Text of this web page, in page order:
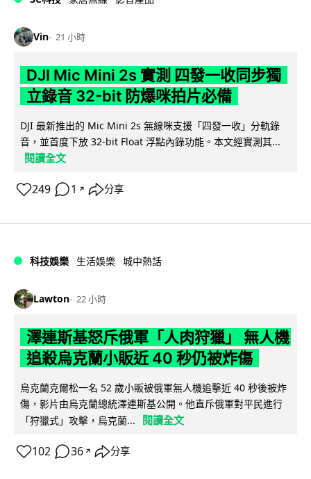
Vin 21 小時
DJI Mic Mini 2s 實測 四發一收同步獨
立錄音 32-bit 防爆咪拍片必備
DJI 最新推出的 Mic Mini 2s 無線咪支援「四發一收」分軌錄
音，並首度下放 32-bit Float 浮點內錄功能。本文經實測其...
閱讀全文
249 1 ↗ 分享
科技娛樂 生活娛樂 城中熱話
Lawton 22 小時
澤連斯基怒斥俄軍「人肉狩獵」 無人機
追殺烏克蘭小販近 40 秒仍被炸傷
烏克蘭克爾松一名 52 歲小販被俄軍無人機追擊近 40 秒後被炸
傷，影片由烏克蘭總統澤連斯基公開。他直斥俄軍對平民進行
「狩獵式」攻擊，烏克蘭...
閱讀全文
102 36 ↗ 分享